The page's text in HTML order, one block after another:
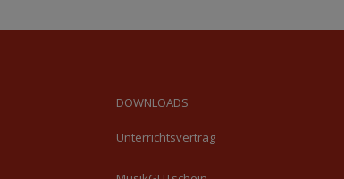
DOWNLOADS
Unterrichtsvertrag